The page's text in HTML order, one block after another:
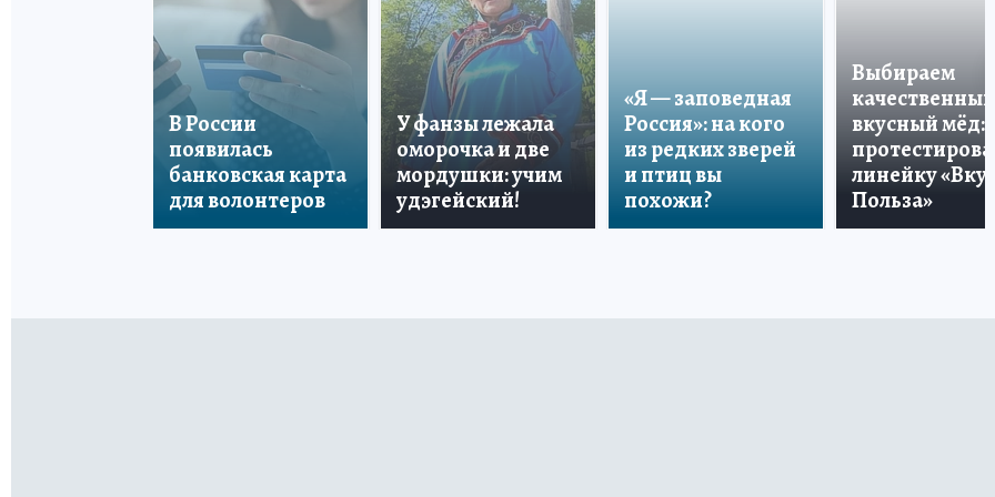
В России
появилась
банковская карта
для волонтеров
У фанзы лежала
оморочка и две
мордушки: учим
удэгейский!
«Я — заповедная
Россия»: на кого
из редких зверей
и птиц вы
похожи?
Выбираем
качественный
вкусный мёд:
линейку «Вкус
Польза»